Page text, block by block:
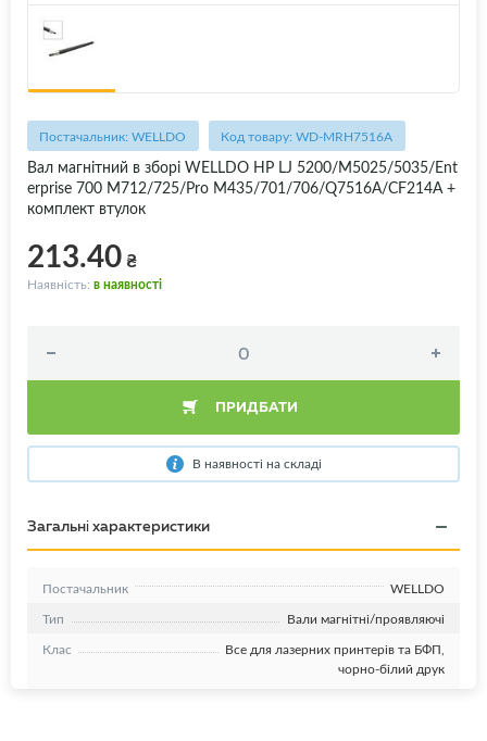
Постачальник: WELLDO Код товару: WD-MRH7516A
Вал магнітний в зборі WELLDO HP LJ 5200/M5025/5035/Ent
erprise 700 M712/725/Pro M435/701/706/Q7516A/CF214A +
комплект втулок
213.40₴
Наявність: в наявності
ПРИДБАТИ
В наявності на складі
Загальні характеристики
Постачальник
WELLDO
Тип
Вали магнітні/проявляючі
Клас
Все для лазерних принтерів та БФП,
чорно-білий друк